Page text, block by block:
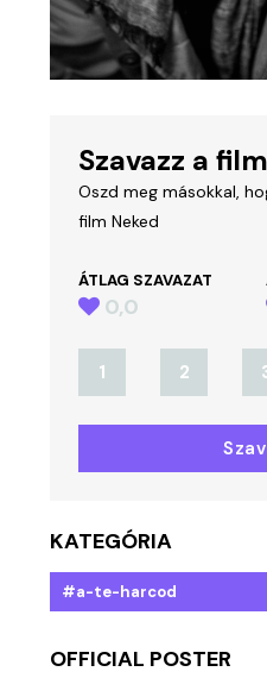
Szavazz a
Oszd meg másokkal,
film Neked
ÁTLAG SZAVAZAT
0,0
1 2
KATEGÓRIA
#a-te-harcod
OFFICIAL POSTER